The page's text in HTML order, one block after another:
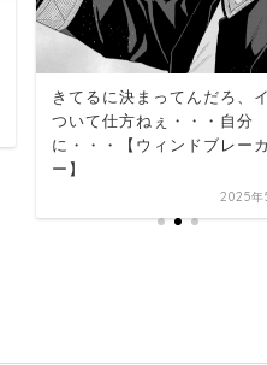
きてるに決まってんだろ、
ついて仕方ねぇ・・・自分
に・・・【ウィンドブレーカ
ー】
2025年